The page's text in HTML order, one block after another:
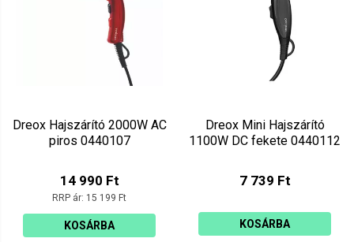
Dreox Hajszárító 2000W AC
piros 0440107
14 990 Ft
RRP ár: 15 199 Ft
KOSÁRBA
Dreox Mini Hajszárító
1100W DC fekete 0440112
7 739 Ft
KOSÁRBA